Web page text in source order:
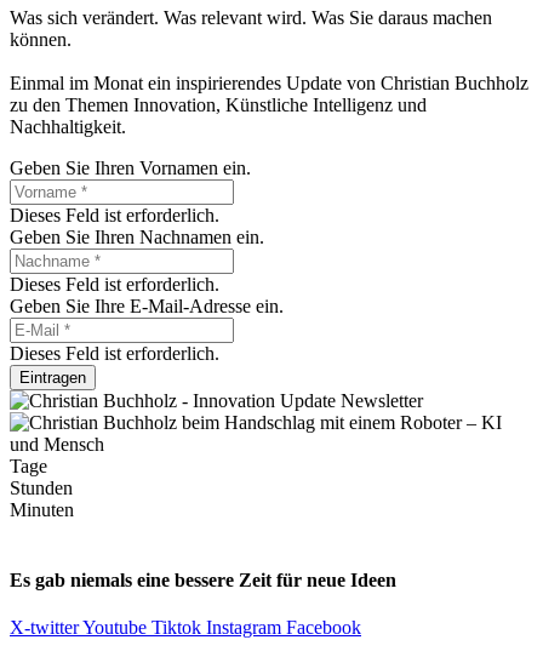
Was sich verändert. Was relevant wird. Was Sie daraus machen
können.
Einmal im Monat ein inspirierendes Update von Christian Buchholz
zu den Themen Innovation, Künstliche Intelligenz und
Nachhaltigkeit.
Geben Sie Ihren Vornamen ein.
Dieses Feld ist erforderlich.
Geben Sie Ihren Nachnamen ein.
Dieses Feld ist erforderlich.
Geben Sie Ihre E-Mail-Adresse ein.
Dieses Feld ist erforderlich.
Eintragen
Tage
Stunden
Minuten
Es gab niemals eine bessere Zeit für neue Ideen
X-twitterYoutube Tiktok Instagram Facebook